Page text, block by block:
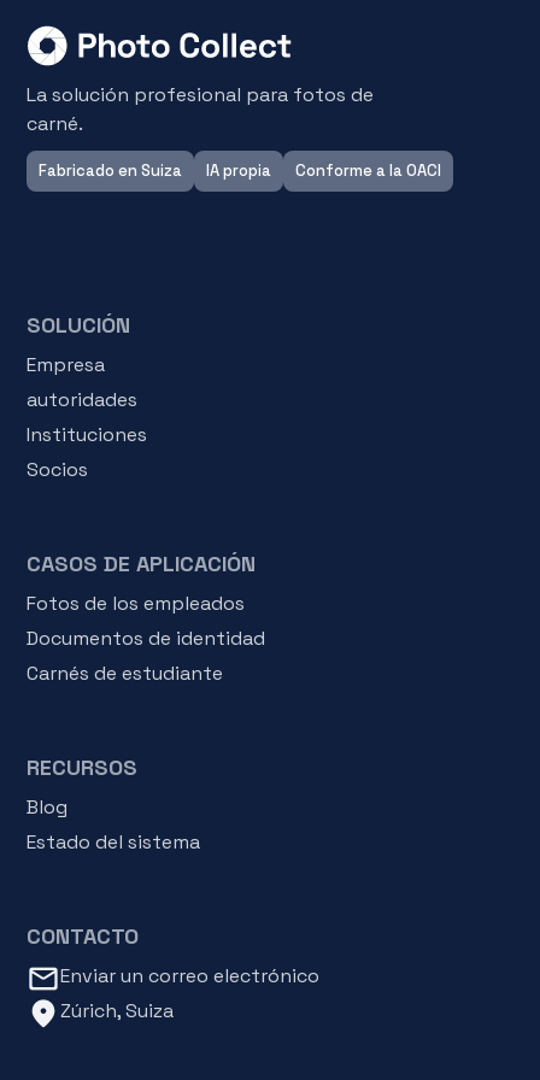
La solución profesional para fotos de
carné.
Fabricado en Suiza IA propia Conforme a la OACI
SOLUCIÓN
Empresa
autoridades
Instituciones
Socios
CASOS DE APLICACIÓN
Fotos de los empleados
Documentos de identidad
Carnés de estudiante
RECURSOS
Blog
Estado del sistema
CONTACTO
mail_outlineEnviar un correo electrónico
location_onZúrich, Suiza